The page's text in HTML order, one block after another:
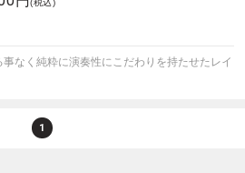
(税込)
なく純粋に演奏性にこだわりを持たせたレイ
1